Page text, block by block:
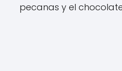
pecanas y el